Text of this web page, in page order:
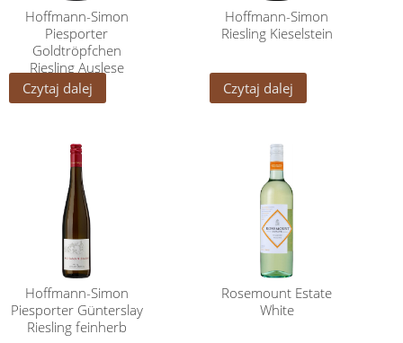
Hoffmann-Simon
Piesporter
Goldtröpfchen
Riesling Auslese
Czytaj dalej
Hoffmann-Simon
Riesling Kieselstein
Czytaj dalej
Hoffmann-Simon
Piesporter Günterslay
Riesling feinherb
Rosemount Estate
White